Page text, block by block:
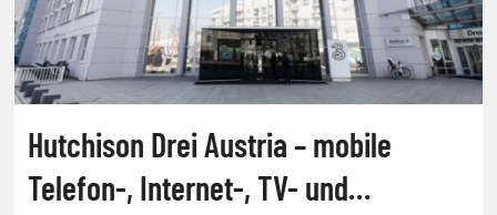
Hutchison Drei Austria – mobile
Telefon-, Internet-, TV- und